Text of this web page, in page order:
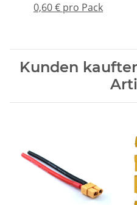
0,60 € pro Pack
Kunden